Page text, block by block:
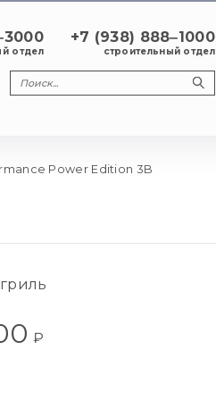
отдел
+7 (938) 888‒1000
строительный отдел
Power Edition 3B
₽